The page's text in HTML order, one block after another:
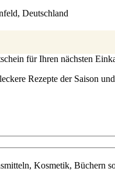
Deutschland
für Ihren nächsten
Rezepte der Saison
Kosmetik, Büchern